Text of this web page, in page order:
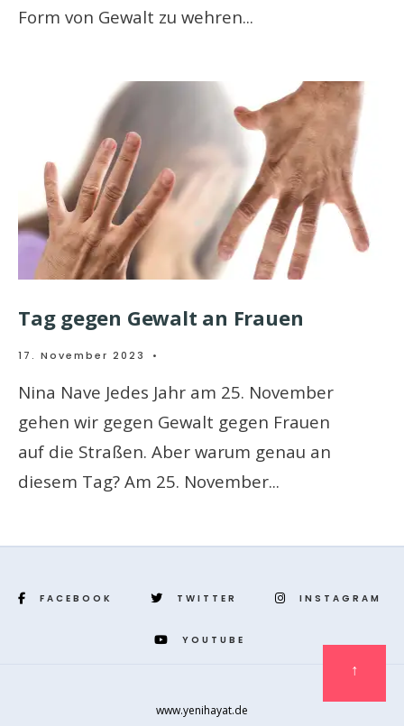
Form von Gewalt zu wehren...
Tag gegen Gewalt an Frauen
17. November 2023 •
Nina Nave Jedes Jahr am 25. November
gehen wir gegen Gewalt gegen Frauen
auf die Straßen. Aber warum genau an
diesem Tag? Am 25. November...
FACEBOOK TWITTER INSTAGRAM
YOUTUBE
www.yenihayat.de
↑